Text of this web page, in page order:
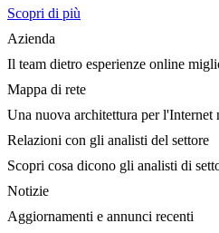
Scopri di più
Azienda
Il team dietro esperienze online
Mappa di rete
Una nuova architettura per l'Internet
Relazioni con gli analisti del settore
Scopri cosa dicono gli analisti di
Notizie
Aggiornamenti e annunci recenti